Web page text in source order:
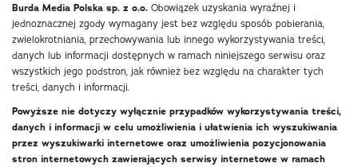
Burda Media Polska sp. z o.o. Obowiązek uzyskania wyraźnej i
jednoznacznej zgody wymagany jest bez względu sposób pobierania,
zwielokrotniania, przechowywania lub innego wykorzystywania treści,
danych lub informacji dostępnych w ramach niniejszego serwisu oraz
wszystkich jego podstron, jak również bez względu na charakter tych
treści, danych i informacji.
Powyższe nie dotyczy wyłącznie przypadków wykorzystywania treści,
danych i informacji w celu umożliwienia i ułatwienia ich wyszukiwania
przez wyszukiwarki internetowe oraz umożliwienia pozycjonowania
stron internetowych zawierających serwisy internetowe w ramach